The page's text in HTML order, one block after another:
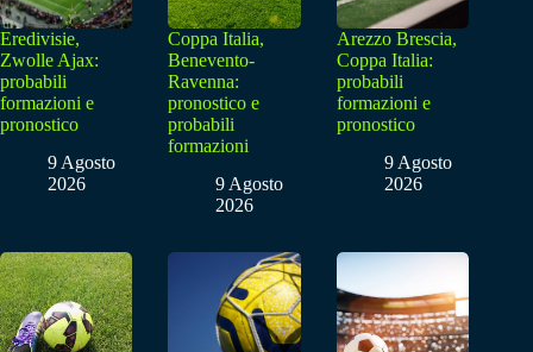
Eredivisie,
Zwolle Ajax:
probabili
formazioni e
pronostico
9 Agosto
2026
Coppa Italia,
Benevento-
Ravenna:
pronostico e
probabili
formazioni
9 Agosto
2026
Arezzo Brescia,
Coppa Italia:
probabili
formazioni e
pronostico
9 Agosto
2026